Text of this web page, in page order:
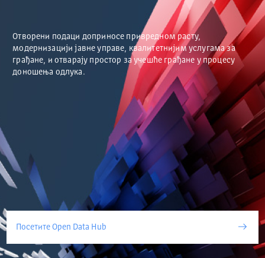
Отворени подаци доприносе привредном расту,
модернизацији јавне управе, квалитетнијим услугама за
грађане, и отварају простор за учешће грађане у процесу
доношења одлука.
Посетите Open Data Hub